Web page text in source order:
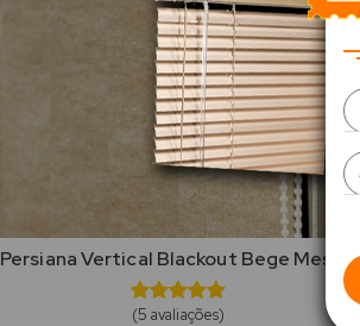
Persiana Vertical Blackout Bege Mescla
(5 avaliações)